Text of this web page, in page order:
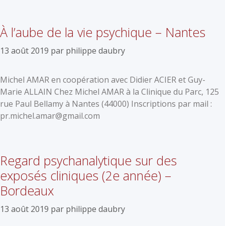
À l’aube de la vie psychique – Nantes
13 août 2019 par philippe daubry
Michel AMAR en coopération avec Didier ACIER et Guy-
Marie ALLAIN Chez Michel AMAR à la Clinique du Parc, 125
rue Paul Bellamy à Nantes (44000) Inscriptions par mail :
pr.michel.amar@gmail.com
Regard psychanalytique sur des
exposés cliniques (2e année) –
Bordeaux
13 août 2019 par philippe daubry